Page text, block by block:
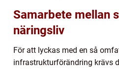
Samarbete mellan
näringsliv
För att lyckas med en så
infrastrukturförändring krävs